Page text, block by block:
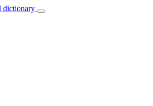
dictionary